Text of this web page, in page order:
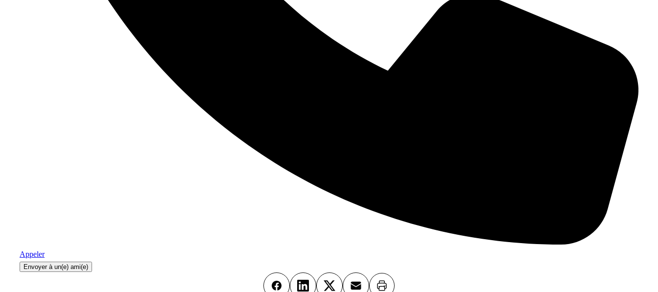
Appeler
Envoyer à un(e) ami(e)
Imprimer